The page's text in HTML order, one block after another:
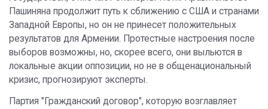
Пашиняна продолжит путь к сближению с США и странами
Западной Европы, но он не принесет положительных
результатов для Армении. Протестные настроения после
выборов возможны, но, скорее всего, они выльются в
локальные акции оппозиции, но не в общенациональный
кризис, прогнозируют эксперты.
Партия "Гражданский договор", которую возглавляет